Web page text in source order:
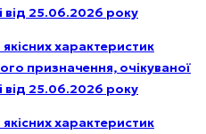
від 25.06.2026 року
характеристик
призначення, очікуваної
від 25.06.2026 року
характеристик